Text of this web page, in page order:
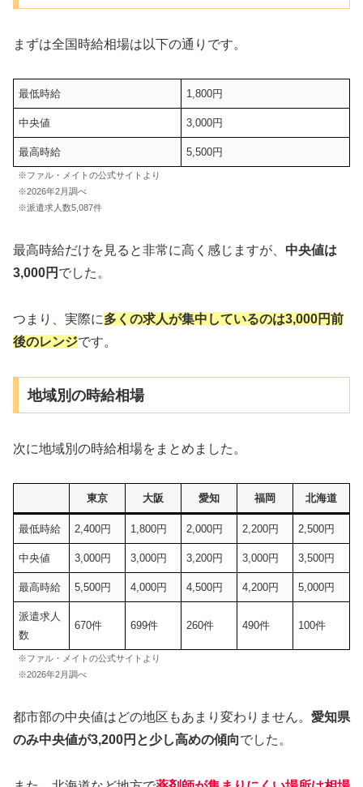
まずは全国時給相場は以下の通りです。
最低時給 1,800円
中央値 3,000円
最高時給 5,500円
※ファル・メイトの公式サイトより
※2026年2月調べ
※派遣求人数5,087件
最高時給だけを見ると非常に高く感じますが、 中央値は
3,000円 でした。
つまり、実際に多くの求人が集中しているのは3,000円前
後のレンジです。
地域別の時給相場
次に地域別の時給相場をまとめました。
東京 大阪 愛知 福岡 北海道
最低時給 2,400円 1,800円 2,000円 2,200円 2,500円
中央値 3,000円 3,000円 3,200円 3,000円 3,500円
最高時給 5,500円 4,000円 4,500円 4,200円 5,000円
派遣求人
数
670件 699件 260件 490件 100件
※ファル・メイトの公式サイトより
※2026年2月調べ
都市部の中央値はどの地区もあまり変わりません。 愛知県
のみ中央値が3,200円と少し高めの傾向でした。